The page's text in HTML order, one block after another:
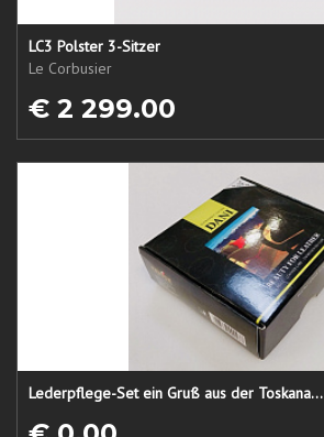
LC3 Polster 3-Sitzer
Le Corbusier
€ 2 299.00
Lederpflege-Set ein Gruß aus der Toskana...